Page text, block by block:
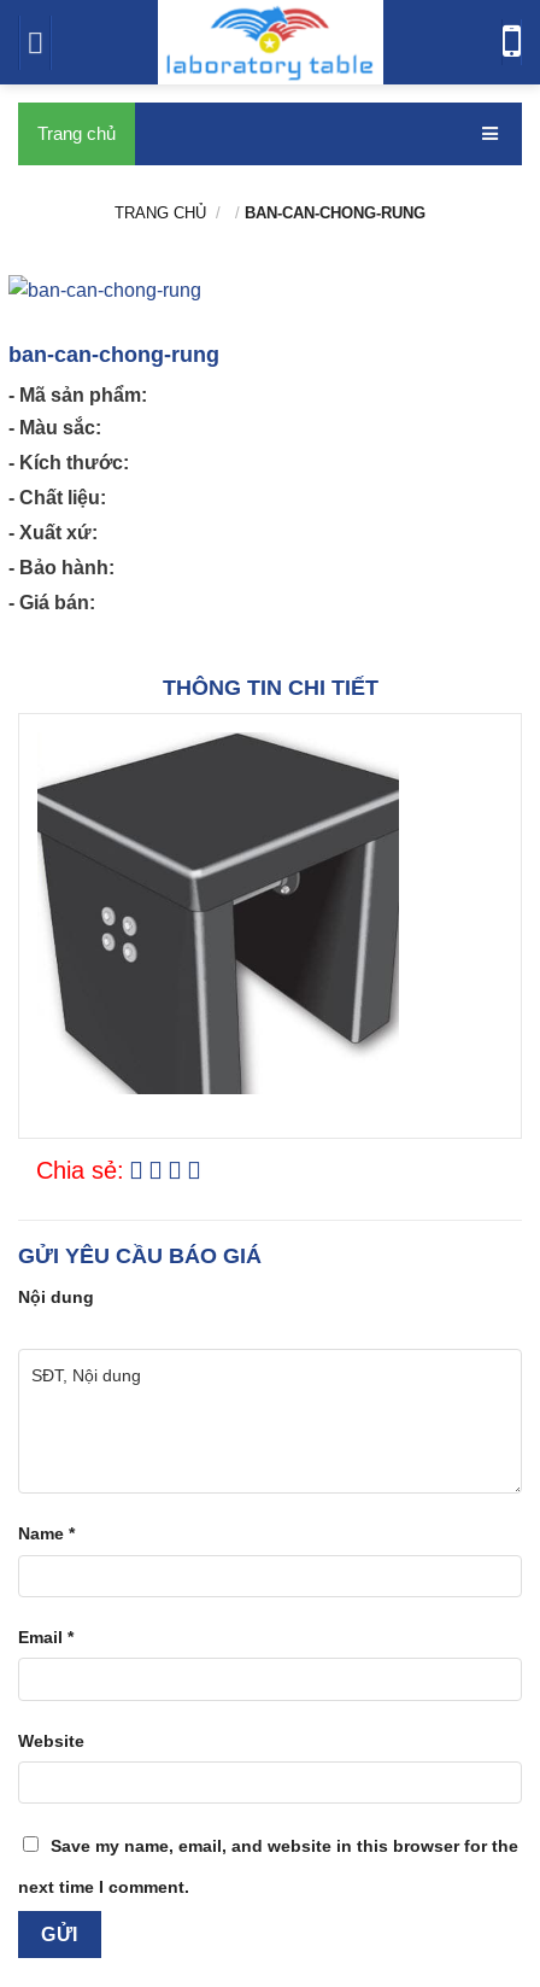
bàn thí nghiệm
Trang chủ
TRANG CHỦ / / BAN-CAN-CHONG-RUNG
ban-can-chong-rung
- Mã sản phẩm:
- Màu sắc:
- Kích thước:
- Chất liệu:
- Xuất xứ:
- Bảo hành:
- Giá bán:
THÔNG TIN CHI TIẾT
Chia sẻ:
GỬI YÊU CẦU BÁO GIÁ
Nội dung
Name *
Email *
Website
Save my name, email, and website in this browser for the
next time I comment.